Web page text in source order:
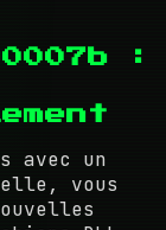
:
avec un
vous